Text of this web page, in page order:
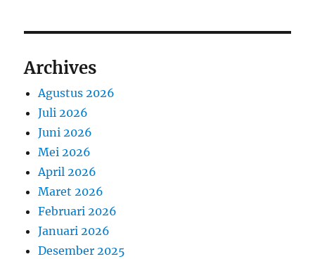
Archives
Agustus 2026
Juli 2026
Juni 2026
Mei 2026
April 2026
Maret 2026
Februari 2026
Januari 2026
Desember 2025